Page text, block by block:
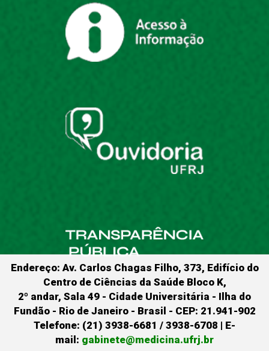
Endereço: Av. Carlos Chagas Filho, 373, Edifício do
Centro de Ciências da Saúde Bloco K,
2º andar, Sala 49 - Cidade Universitária - Ilha do
Fundão - Rio de Janeiro - Brasil - CEP: 21.941-902
Telefone: (21) 3938-6681 / 3938-6708 | E-
mail: gabinete@medicina.ufrj.br